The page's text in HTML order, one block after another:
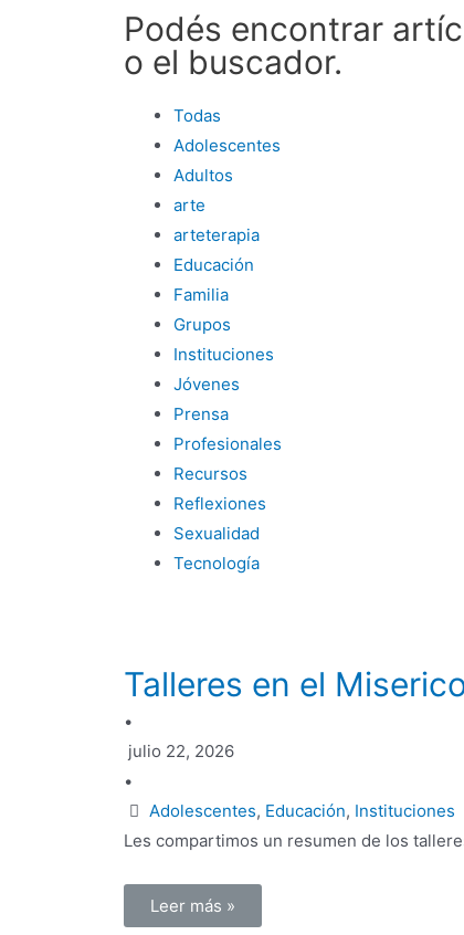
Podés encontrar
o el buscador.
Todas
Adolescentes
Adultos
arte
arteterapia
Educación
Familia
Grupos
Instituciones
Jóvenes
Prensa
Profesionales
Recursos
Reflexiones
Sexualidad
Tecnología
Talleres en el
•
julio 22, 2026
•
Adolescentes, Educación, Instituciones
Les compartimos un resumen de los
Leer más »